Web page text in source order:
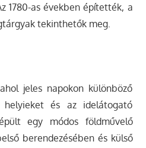
1780-as években építették, a
tekinthetők meg.
jeles napokon különböző
helyieket és az idelátogató
egy módos földművelő
berendezésében és külső